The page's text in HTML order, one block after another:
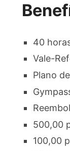
40
Vale-
Plano
500,00
100,00